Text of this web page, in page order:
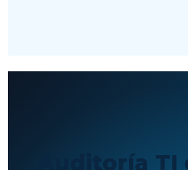
Auditoría